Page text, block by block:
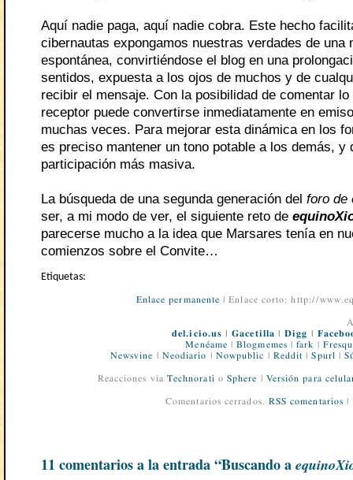
Aquí nadie paga, aquí nadie cobra. Este hecho
cibernautas expongamos nuestras verdades de una
espontánea, convirtiéndose el blog en una
sentidos, expuesta a los ojos de muchos y de
recibir el mensaje. Con la posibilidad de comentar
receptor puede convertirse inmediatamente en
muchas veces. Para mejorar esta dinámica en los
es preciso mantener un tono potable a los demás, y
participación más masiva.
La búsqueda de una segunda generación del foro de
ser, a mi modo de ver, el siguiente reto de
parecerse mucho a la idea que Marsares tenía en
comienzos sobre el Convite…
Etiquetas:
Enlace permanente | Enlace corto: http://
del.icio.us |Gacetilla |Digg
Menéame |Blogmemes |fark
Newsvine
Neodiario Nowpublic Reddit |Spurl |
Reacciones vía Technorati o Sphere Versión para
Comentarios cerrados. RSS comentarios |
11 comentarios a la entrada “Buscando a